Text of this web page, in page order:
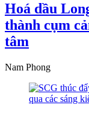
Hoá dầu
thành cụm
tâm
Nam Phong